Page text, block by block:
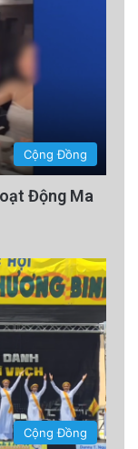
Cộng Đồng
Động Ma
Cộng Đồng